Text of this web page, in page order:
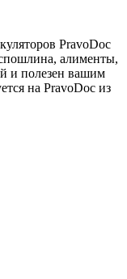
PravoDoc
алименты,
и полезен вашим
на PravoDoc из